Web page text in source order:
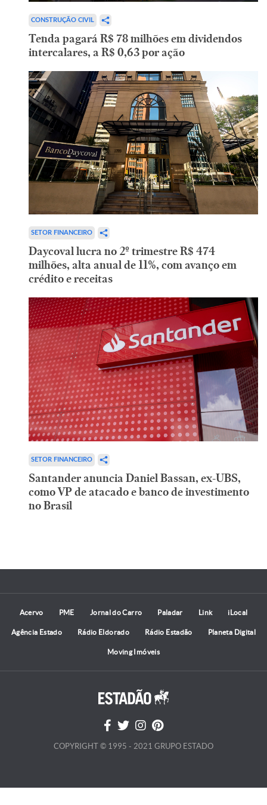
CONSTRUÇÃO CIVIL
Tenda pagará R$ 78 milhões em dividendos
intercalares, a R$ 0,63 por ação
SETOR FINANCEIRO
Daycoval lucra no 2º trimestre R$ 474
milhões, alta anual de 11%, com avanço em
crédito e receitas
SETOR FINANCEIRO
Santander anuncia Daniel Bassan, ex-UBS,
como VP de atacado e banco de investimento
no Brasil
Acervo PME Jornal do Carro Paladar Link iLocal
Agência Estado Rádio Eldorado Rádio Estadão Planeta Digital
Moving Imóveis
COPYRIGHT © 1995 - 2021 GRUPO ESTADO